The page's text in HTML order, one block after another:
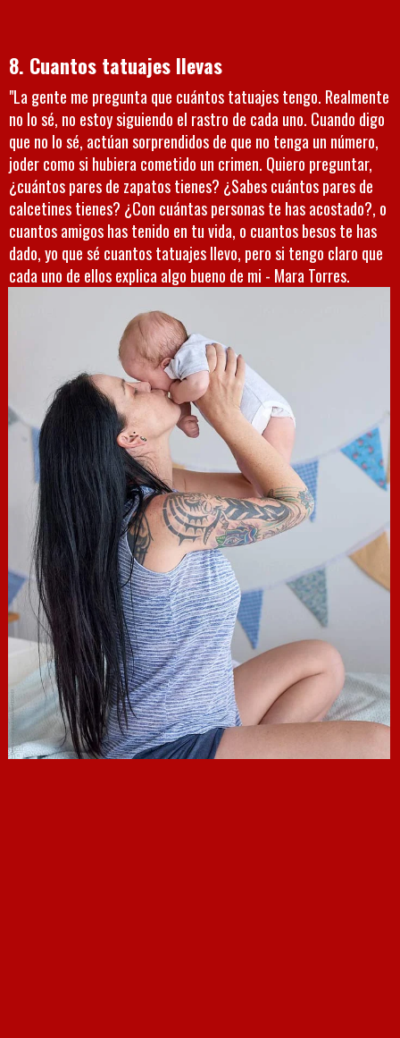
8. Cuantos tatuajes llevas
"La gente me pregunta que cuántos tatuajes tengo. Realmente
no lo sé, no estoy siguiendo el rastro de cada uno. Cuando digo
que no lo sé, actúan sorprendidos de que no tenga un número,
joder como si hubiera cometido un crimen. Quiero preguntar,
¿cuántos pares de zapatos tienes? ¿Sabes cuántos pares de
calcetines tienes? ¿Con cuántas personas te has acostado?, o
cuantos amigos has tenido en tu vida, o cuantos besos te has
dado, yo que sé cuantos tatuajes llevo, pero si tengo claro que
cada uno de ellos explica algo bueno de mi - Mara Torres.